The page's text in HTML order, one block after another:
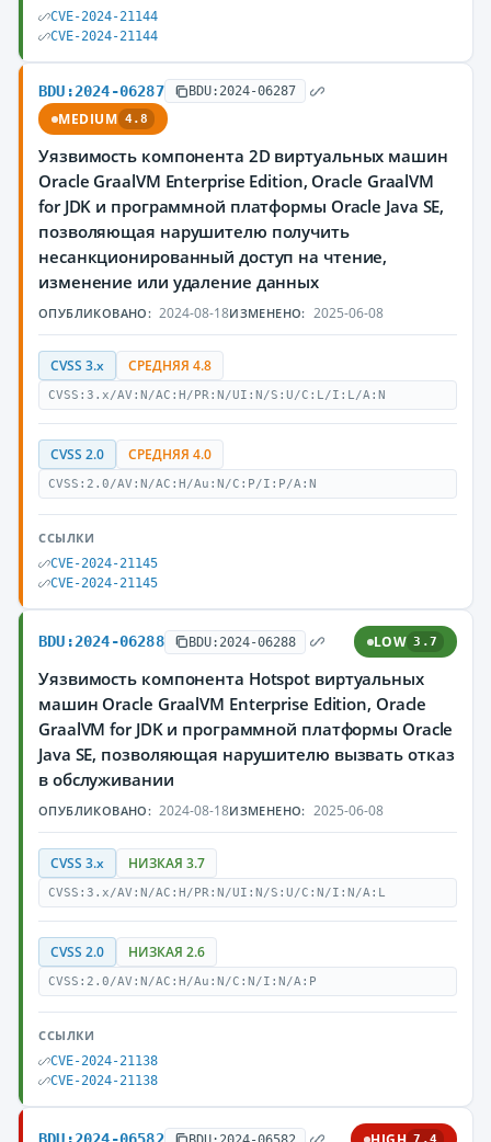
CVE-2024-21144
CVE-2024-21144
BDU:2024-06287 BDU:2024-06287
MEDIUM 4.8
Уязвимость компонента 2D виртуальных машин
Oracle GraalVM Enterprise Edition, Oracle GraalVM
for JDK и программной платформы Oracle Java SE,
позволяющая нарушителю получить
несанкционированный доступ на чтение,
изменение или удаление данных
ОПУБЛИКОВАНО: 2024-08-18ИЗМЕНЕНО: 2025-06-08
CVSS 3.x СРЕДНЯЯ 4.8
CVSS:3.x/AV:N/AC:H/PR:N/UI:N/S:U/C:L/I:L/A:N
CVSS 2.0 СРЕДНЯЯ 4.0
CVSS:2.0/AV:N/AC:H/Au:N/C:P/I:P/A:N
ССЫЛКИ
CVE-2024-21145
CVE-2024-21145
BDU:2024-06288 BDU:2024-06288 LOW 3.7
Уязвимость компонента Hotspot виртуальных
машин Oracle GraalVM Enterprise Edition, Oracle
GraalVM for JDK и программной платформы Oracle
Java SE, позволяющая нарушителю вызвать отказ
в обслуживании
ОПУБЛИКОВАНО: 2024-08-18ИЗМЕНЕНО: 2025-06-08
CVSS 3.x НИЗКАЯ 3.7
CVSS:3.x/AV:N/AC:H/PR:N/UI:N/S:U/C:N/I:N/A:L
CVSS 2.0 НИЗКАЯ 2.6
CVSS:2.0/AV:N/AC:H/Au:N/C:N/I:N/A:P
ССЫЛКИ
CVE-2024-21138
CVE-2024-21138